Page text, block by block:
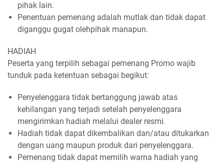
pihak lain.
Penentuan pemenang adalah mutlak dan tidak dapat
diganggu gugat olehpihak manapun.
HADIAH
Peserta yang terpilih sebagai pemenang Promo wajib
tunduk pada ketentuan sebagai begikut:
Penyelenggara tidak bertanggung jawab atas
kehilangan yang terjadi setelah penyelenggara
mengirimkan hadiah melalui dealer resmi.
Hadiah tidak dapat dikembalikan dan/atau ditukarkan
dengan uang maupun produk dari penyelenggara.
Pemenang tidak dapat memilih warna hadiah yang